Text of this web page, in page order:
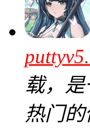
载，
热门